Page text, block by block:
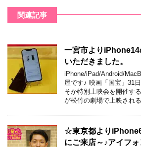
関連記事
一宮市より
いただきました。
iPhone/iPad/Android/
屋です♪ 映画「国宝」31
そか特別上映会を開催す
が松竹の劇場で上映され
☆東京都より
にご来店～♪アイフ